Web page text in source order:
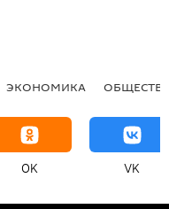
ЭКОНОМИКА
OK VK